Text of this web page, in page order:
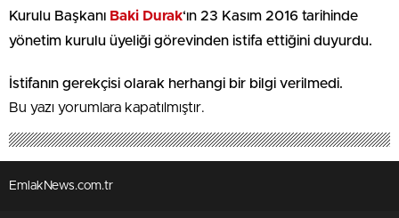
Kurulu Başkanı Baki Durak‘ın 23 Kasım 2016 tarihinde
yönetim kurulu üyeliği görevinden istifa ettiğini duyurdu.
İstifanın gerekçisi olarak herhangi bir bilgi verilmedi.
Bu yazı yorumlara kapatılmıştır.
EmlakNews.com.tr